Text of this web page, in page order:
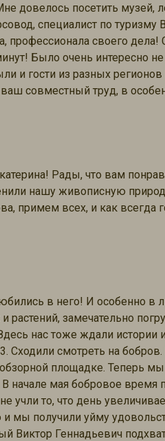
довелось посетить музей,
специалист по
своего дела!
Было очень интересно
и гости из разных
совместный труд, в
Рады, что вам
нашу живописную
примем всех, и как всегда
в него! И особенно в
растений, замечательно
нас тоже ждали
Сходили смотреть на
площадке. Теперь
начале мая бобровое время
учли то, что день
мы получили уйму
Виктор Геннадьевич